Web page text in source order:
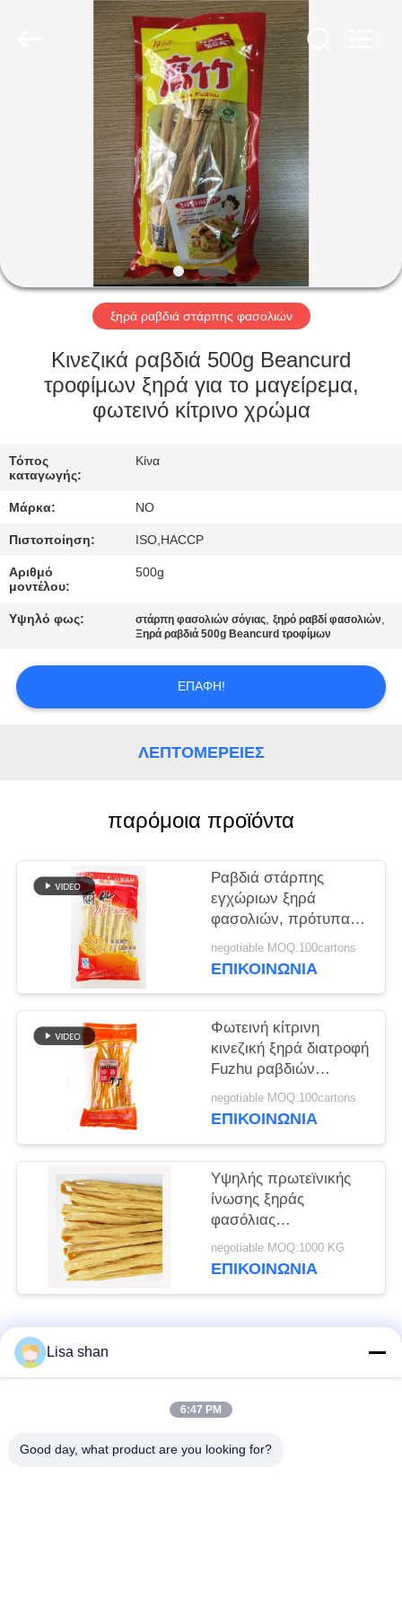
ΑΡΧΙΚΉ
ΠΡΟΪΌΝΤΑ
ΣΧΕΤΙΚΆ
ΜΕ
ΕΜΆΣ
ΕΠΙΣΚΈΨΕΙΣ
ΣΤΟ
ΕΡΓΟΣΤΆΣΙΟ
ΈΛΕΓΧΟΣ
ΠΟΙΌΤΗΤΑΣ
ΕΠΙΚΟΙΝΩΝΉΣΤΕ
ΜΑΖΊ
ΜΑΣ
ΕΙΔΉΣΕΙΣ
ΧΆΡΤΗΣ
ΙΣΤΌΤΟΠΟΥ
ΠΟΛΙΤΙΚΉ
ΜΥΣΤΙΚΌΤΗΤΑΣ
ξηρά ραβδιά στάρπης φασολιών
Κινεζικά ραβδιά 500g Beancurd
τροφίμων ξηρά για το μαγείρεμα,
φωτεινό κίτρινο χρώμα
Τόπος
καταγωγής:
Κίνα
Μάρκα: NO
Πιστοποίηση: ISO,HACCP
Αριθμό
μοντέλου:
500g
Υψηλό φως: στάρπη φασολιών σόγιας,ξηρό ραβδί φασολιών,
Ξηρά ραβδιά 500g Beancurd τροφίμων
ΕΠΑΦΉ!
ΛΕΠΤΟΜΈΡΕΙΕΣ
παρόμοια προϊόντα
Ραβδιά στάρπης
εγχώριων ξηρά
φασολιών, πρότυπα
στάρπης φασολιών
σόγιας FUZHU ISO
negotiable MOQ:100cartons
ΕΠΙΚΟΙΝΩΝΊΑ
Φωτεινή κίτρινη
κινεζική ξηρά διατροφή
Fuzhu ραβδιών
στάρπης φασολιών για
το εστιατόριο
negotiable MOQ:100cartons
ΕΠΙΚΟΙΝΩΝΊΑ
Υψηλής πρωτεϊνικής
ίνωσης ξηράς
φασόλιας
κουκουβάγιας ISO
HACCP πιστοποιημένο
negotiable MOQ:1000 KG
ΕΠΙΚΟΙΝΩΝΊΑ
Λαϊκή κατηγορία
ιαπωνικά crumbs
Lisa shan
6:47 PM
Good day, what product are you looking for?